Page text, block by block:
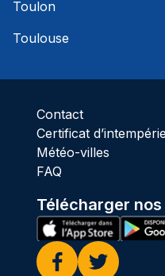
Toulon
Toulouse
Contact
Certificat d’intempérie
Météo-villes
FAQ
Télécharger